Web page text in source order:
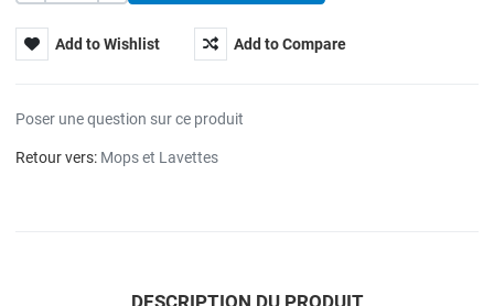
Add to Wishlist Add to Compare
Poser une question sur ce produit
Retour vers: Mops et Lavettes
DESCRIPTION DU PRODUIT